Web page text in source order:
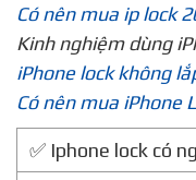
Có nên mua ip lock
Kinh nghiệm dùng
iPhone lock không
Có nên mua iPhone
✅ Iphone lock có